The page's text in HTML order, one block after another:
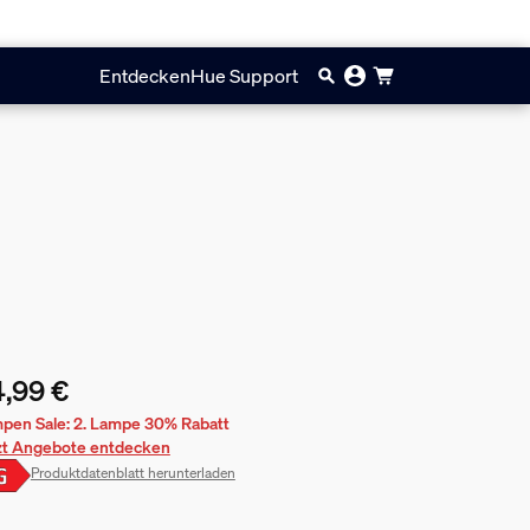
EntdeckenHue Support
Preis ist 34,99 €
€
Sale: 2. Lampe 30% Rabatt
Angebote entdecken
Produktdatenblatt herunterladen